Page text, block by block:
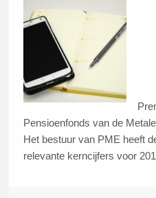
Pensioenfonds van de
Het bestuur van PME heeft
relevante kerncijfers voor